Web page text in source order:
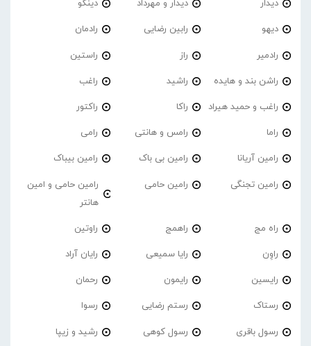
دیدار دیدار و مهرداد دینگو
دیهو رابین رضایی رادمان
رادمیر راز راستین
راشن بند و هایده راشید راغب
راغب و حمید هیراد راکا راکتور
راما رامس و هانتی رامی
رامین آریانا رامین بی باک رامین بیباک
رامین تجنگی رامین حامی
رامین حامی و امین
هانتر
راه مج راهمج راوتین
راوِن رایا سمیعی رایان آراد
رایسین رایمون رحمان
رستاک رستم رضایی رسوا
رسول باقری رسول کوهی رشید و زیپا